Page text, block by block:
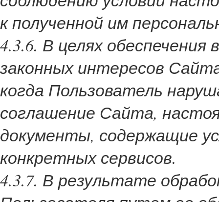
к полученной им
4.3.6. В целях
законных интересов
когда Пользователь
соглашение Сайта,
документы, содержащие
конкретных сервисов.
4.3.7. В результате